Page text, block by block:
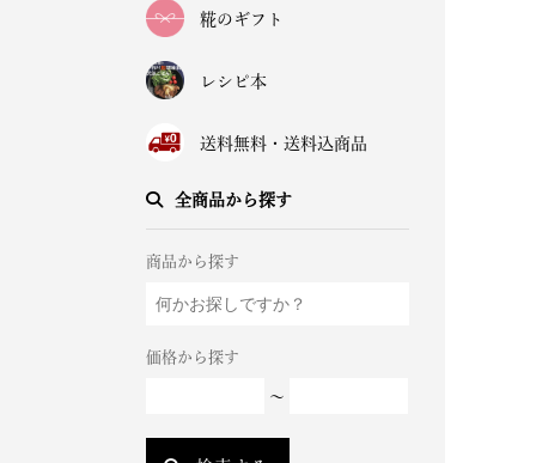
糀のギフト
レシピ本
送料無料・送料込商品
全商品から探す
商品から探す
価格から探す
～